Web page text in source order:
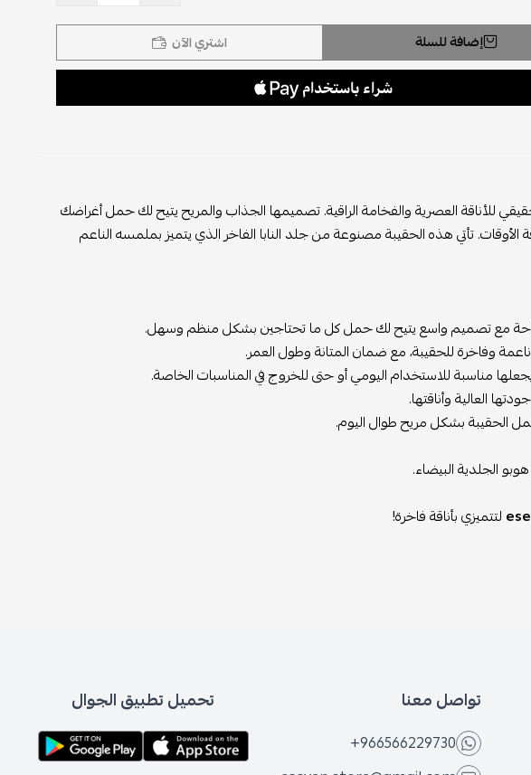
إضافة للسلة اشتري الآن
العصرية والفخامة الراقية. تصميمها الجذاب والمريح يتيح لك حمل أغراضك
تأتي هذه الحقيبة مصنوعة من جلد النابا الفاخر الذي يتميز بملمسه الناعم
مع تصميم واسع يتيح لك حمل كل ما تحتاجين بشكل منظم وسهل.
للحقيبة، مع ضمان المتانة وطول العمر.
للاستخدام اليومي أو حتى للخروج في المناسبات الخاصة.
وأناقتها.
بشكل مريح طوال اليوم.
البيضاء.
لتتميزي بأناقة فاخرة!
تواصل معنا
+966566229730
تحميل تطبيق الجوال